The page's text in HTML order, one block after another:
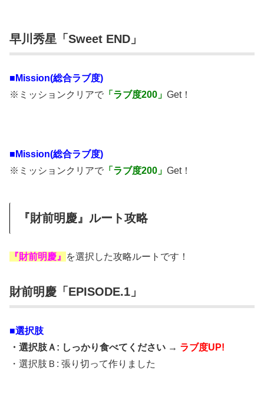
早川秀星「Sweet END」
■Mission(総合ラブ度)
※ミッションクリアで 「ラブ度200」 Get！
■Mission(総合ラブ度)
※ミッションクリアで 「ラブ度200」 Get！
『財前明慶』ルート攻略
『財前明慶』 を選択した攻略ルートです！
財前明慶「EPISODE.1」
■選択肢
・選択肢Ａ: しっかり食べてください → ラブ度UP!
・選択肢Ｂ: 張り切って作りました